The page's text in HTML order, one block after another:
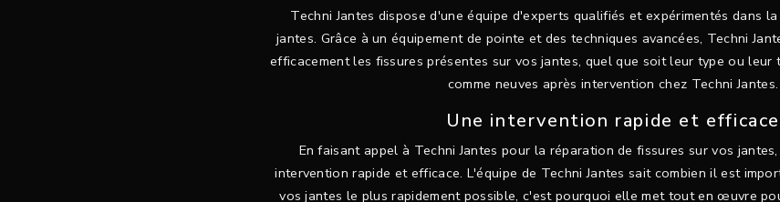
Techni Jantes dispose d'une équipe d'experts qualifiés et expérimentés dans
jantes. Grâce à un équipement de pointe et des techniques avancées, Techni
efficacement les fissures présentes sur vos jantes, quel que soit leur type ou
comme neuves après intervention chez Techni Jantes.
Une intervention rapide et efficace
En faisant appel à Techni Jantes pour la réparation de fissures sur vos
intervention rapide et efficace. L'équipe de Techni Jantes sait combien il est
vos jantes le plus rapidement possible, c'est pourquoi elle met tout en œuvre